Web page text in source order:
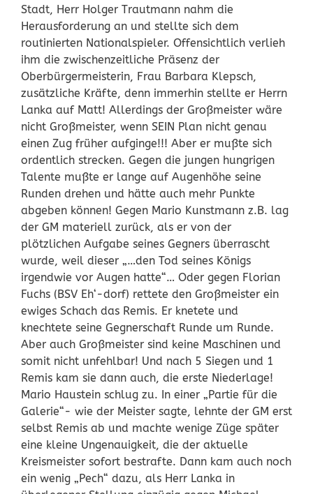
Stadt, Herr Holger Trautmann nahm die
Herausforderung an und stellte sich dem
routinierten Nationalspieler. Offensichtlich verlieh
ihm die zwischenzeitliche Präsenz der
Oberbürgermeisterin, Frau Barbara Klepsch,
zusätzliche Kräfte, denn immerhin stellte er Herrn
Lanka auf Matt! Allerdings der Großmeister wäre
nicht Großmeister, wenn SEIN Plan nicht genau
einen Zug früher aufginge!!! Aber er mußte sich
ordentlich strecken. Gegen die jungen hungrigen
Talente mußte er lange auf Augenhöhe seine
Runden drehen und hätte auch mehr Punkte
abgeben können! Gegen Mario Kunstmann z.B. lag
der GM materiell zurück, als er von der
plötzlichen Aufgabe seines Gegners überrascht
wurde, weil dieser „…den Tod seines Königs
irgendwie vor Augen hatte“… Oder gegen Florian
Fuchs (BSV Eh‘-dorf) rettete den Großmeister ein
ewiges Schach das Remis. Er knetete und
knechtete seine Gegnerschaft Runde um Runde.
Aber auch Großmeister sind keine Maschinen und
somit nicht unfehlbar! Und nach 5 Siegen und 1
Remis kam sie dann auch, die erste Niederlage!
Mario Haustein schlug zu. In einer „Partie für die
Galerie“- wie der Meister sagte, lehnte der GM erst
selbst Remis ab und machte wenige Züge später
eine kleine Ungenauigkeit, die der aktuelle
Kreismeister sofort bestrafte. Dann kam auch noch
ein wenig „Pech“ dazu, als Herr Lanka in